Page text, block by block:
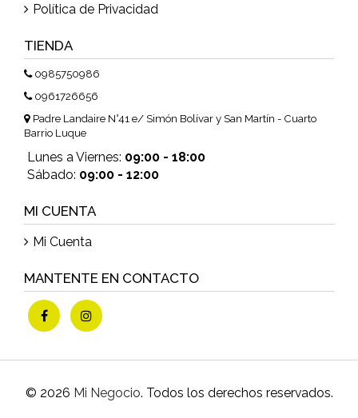
Política de Privacidad
TIENDA
0985750986
0961726656
Padre Landaire N°41 e/ Simón Bolívar y San Martín - Cuarto
Barrio Luque
Lunes a Viernes: 09:00 - 18:00
Sábado: 09:00 - 12:00
MI CUENTA
Mi Cuenta
MANTENTE EN CONTACTO
© 2026 Mi Negocio. Todos los derechos reservados.